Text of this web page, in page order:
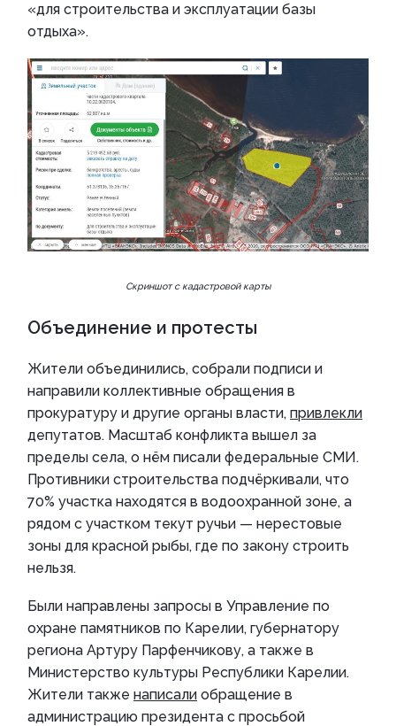
«для строительства и эксплуатации базы
отдыха».
Скриншот с кадастровой карты
Объединение и протесты
Жители объединились, собрали подписи и
направили коллективные обращения в
прокуратуру и другие органы власти, привлекли
депутатов. Масштаб конфликта вышел за
пределы села, о нём писали федеральные СМИ.
Противники строительства подчёркивали, что
70% участка находятся в водоохранной зоне, а
рядом с участком текут ручьи — нерестовые
зоны для красной рыбы, где по закону строить
нельзя.
Были направлены запросы в Управление по
охране памятников по Карелии, губернатору
региона Артуру Парфенчикову, а также в
Министерство культуры Республики Карелии.
Жители также написали обращение в
администрацию президента с просьбой